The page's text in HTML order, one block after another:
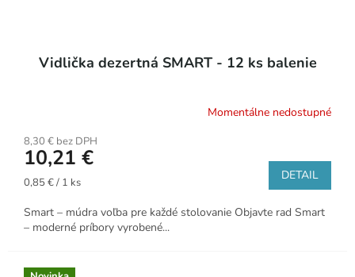
Vidlička dezertná SMART - 12 ks balenie
Momentálne nedostupné
8,30 € bez DPH
10,21 €
Jednotková
0,85 € / 1 ks DETAIL
Smart – múdra voľba pre každé stolovanie Objavte rad Smart
– moderné príbory vyrobené...